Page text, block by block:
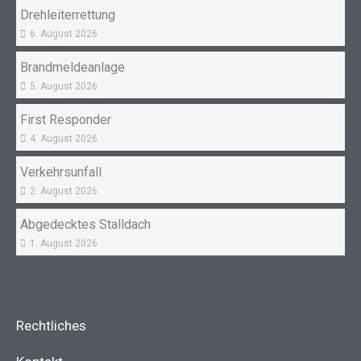
Drehleiterrettung
6. August 2026
Brandmeldeanlage
5. August 2026
First Responder
4. August 2026
Verkehrsunfall
2. August 2026
Abgedecktes Stalldach
1. August 2026
Rechtliches